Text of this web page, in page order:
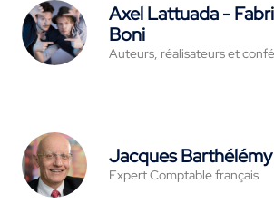
Axel Lattuada -
Boni
Auteurs, réalisateurs et
Jacques Barthélémy
Expert Comptable français